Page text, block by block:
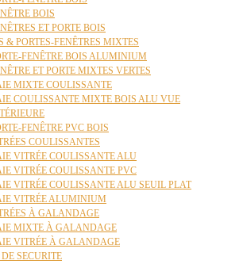
BOIS
ET PORTE BOIS
& PORTES-FENÊTRES MIXTES
FENÊTRE BOIS ALUMINIUM
ET PORTE MIXTES VERTES
MIXTE COULISSANTE
COULISSANTE MIXTE BOIS ALU VUE
FENÊTRE PVC BOIS
COULISSANTES
VITRÉE COULISSANTE ALU
VITRÉE COULISSANTE PVC
VITRÉE COULISSANTE ALU SEUIL PLAT
VITRÉE ALUMINIUM
À GALANDAGE
MIXTE À GALANDAGE
VITRÉE À GALANDAGE
SECURITE